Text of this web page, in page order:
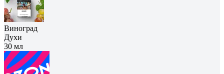
Виноград
Духи
30 мл